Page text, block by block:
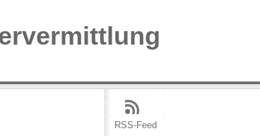
RSS-Feed